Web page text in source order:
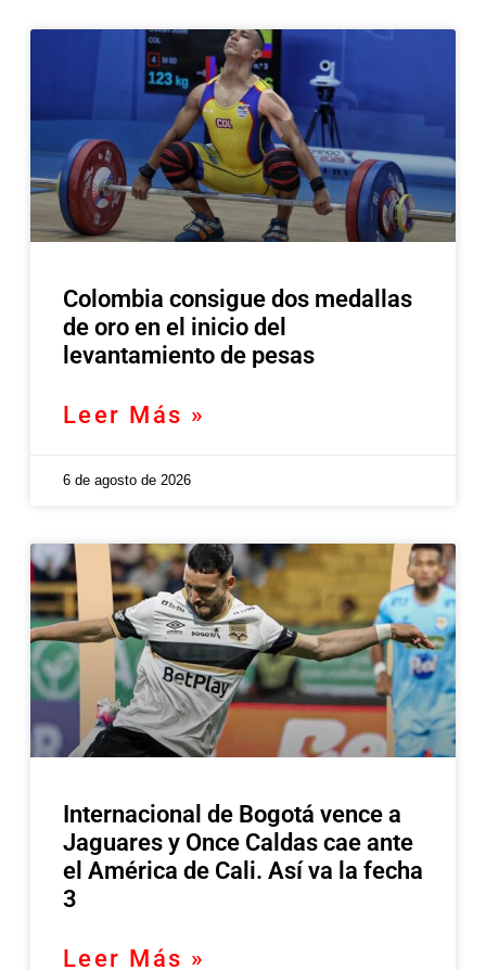
Colombia consigue dos medallas
de oro en el inicio del
levantamiento de pesas
Leer Más »
6 de agosto de 2026
Internacional de Bogotá vence a
Jaguares y Once Caldas cae ante
el América de Cali. Así va la fecha
3
Leer Más »